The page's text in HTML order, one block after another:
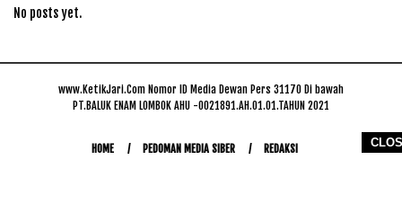
No posts yet.
www.KetikJari.Com Nomor ID Media Dewan Pers 31170 Di bawah
PT.BALUK ENAM LOMBOK AHU -0021891.AH.01.01.TAHUN 2021
HOME PEDOMAN MEDIA SIBER REDAKSI